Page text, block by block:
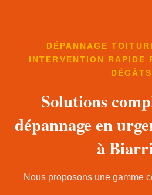
DÉPANNAGE
INTERVENTION RAPIDE
DÉGÂTS
Solutions
dépannage en
à
Nous proposons une gamme